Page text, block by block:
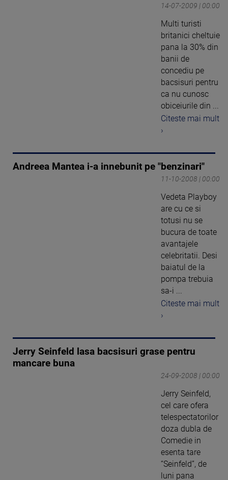
14-07-2009 | 00:00
Multi turisti
britanici cheltuie
pana la 30% din
banii de
concediu pe
bacsisuri pentru
ca nu cunosc
obiceiurile din ...
Citeste mai mult
›
Andreea Mantea i-a innebunit pe "benzinari"
11-10-2008 | 00:00
Vedeta Playboy
are cu ce si
totusi nu se
bucura de toate
avantajele
celebritatii. Desi
baiatul de la
pompa trebuia
sa-i ...
Citeste mai mult
›
Jerry Seinfeld lasa bacsisuri grase pentru
mancare buna
24-09-2008 | 00:00
Jerry Seinfeld,
cel care ofera
telespectatorilor
doza dubla de
Comedie in
esenta tare
“Seinfeld”, de
luni pana